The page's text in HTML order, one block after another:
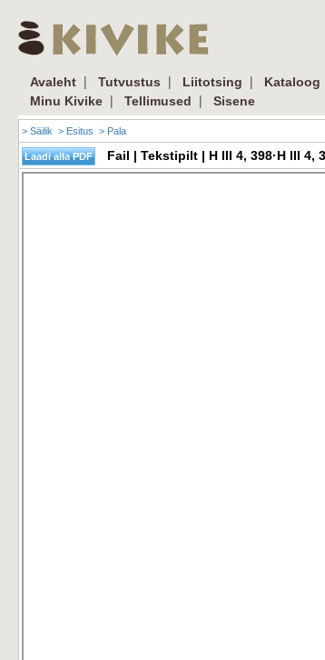
Avaleht | Tutvustus | Liitotsing | Kataloog
Minu Kivike | Tellimused | Sisene
> Säilik > Esitus > Pala
Fail | Tekstipilt | H III 4, 398·H III 4,